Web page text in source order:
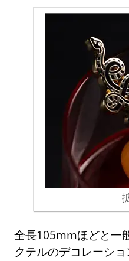
全長105mmほどと一
クテルのデコレーシ